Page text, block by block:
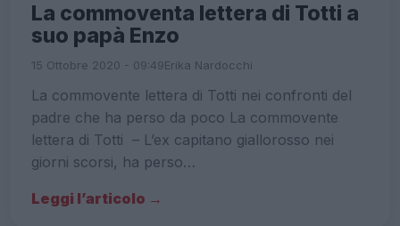
La commoventa lettera di Totti a
suo papà Enzo
15 Ottobre 2020 - 09:49Erika Nardocchi
La commovente lettera di Totti nei confronti del
padre che ha perso da poco La commovente
lettera di Totti – L’ex capitano giallorosso nei
giorni scorsi, ha perso…
Leggi l’articolo →